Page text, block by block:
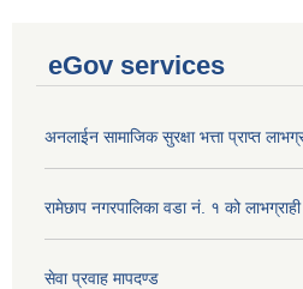
eGov services
अनलाईन सामाजिक सुरक्षा भत्ता प्राप्त
रामेछाप नगरपालिका वडा नं. १ को लाभग्राही
सेवा प्रवाह मापदण्ड